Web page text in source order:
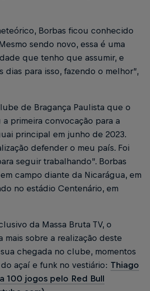
Borbas ficou conhecido
sendo novo, essa é uma
que tenho que assumir, e
dias para isso, fazendo o melhor”,
de Bragança Paulista que o
primeira convocação para a
principal em junho de 2023.
defender o meu país. Foi
seguir trabalhando”. Borbas
campo diante da Nicarágua, em
no estádio Centenário, em
da Massa Bruta TV, o
mais sobre a realização deste
chegada no clube, momentos
açaí e funk no vestiário: Thiago
100 jogos pelo Red Bull